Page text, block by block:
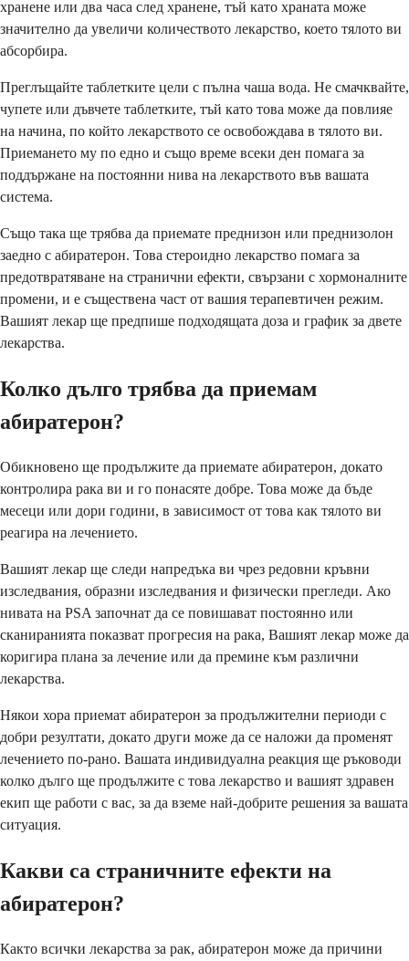
хранене или два часа след хранене, тъй като храната може
значително да увеличи количеството лекарство, което тялото ви
абсорбира.
Преглъщайте таблетките цели с пълна чаша вода. Не смачквайте,
чупете или дъвчете таблетките, тъй като това може да повлияе
на начина, по който лекарството се освобождава в тялото ви.
Приемането му по едно и също време всеки ден помага за
поддържане на постоянни нива на лекарството във вашата
система.
Също така ще трябва да приемате преднизон или преднизолон
заедно с абиратерон. Това стероидно лекарство помага за
предотвратяване на странични ефекти, свързани с хормоналните
промени, и е съществена част от вашия терапевтичен режим.
Вашият лекар ще предпише подходящата доза и график за двете
лекарства.
Колко дълго трябва да приемам
абиратерон?
Обикновено ще продължите да приемате абиратерон, докато
контролира рака ви и го понасяте добре. Това може да бъде
месеци или дори години, в зависимост от това как тялото ви
реагира на лечението.
Вашият лекар ще следи напредъка ви чрез редовни кръвни
изследвания, образни изследвания и физически прегледи. Ако
нивата на PSA започнат да се повишават постоянно или
сканиранията показват прогресия на рака, Вашият лекар може да
коригира плана за лечение или да премине към различни
лекарства.
Някои хора приемат абиратерон за продължителни периоди с
добри резултати, докато други може да се наложи да променят
лечението по-рано. Вашата индивидуална реакция ще ръководи
колко дълго ще продължите с това лекарство и вашият здравен
екип ще работи с вас, за да вземе най-добрите решения за вашата
ситуация.
Какви са страничните ефекти на
абиратерон?
Както всички лекарства за рак, абиратерон може да причини